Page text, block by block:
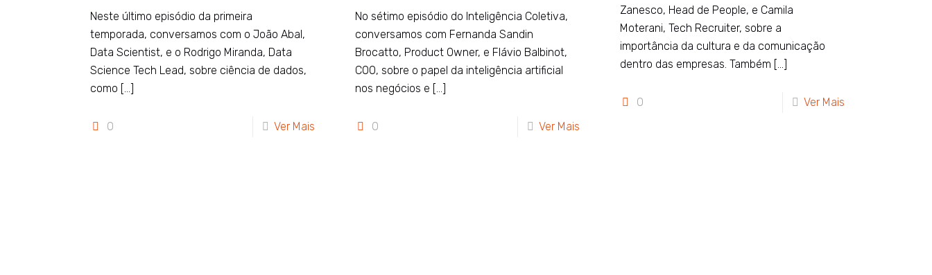
Neste último episódio da primeira
temporada, conversamos com o João Abal,
Data Scientist, e o Rodrigo Miranda, Data
Science Tech Lead, sobre ciência de dados,
como […]
0 Ver Mais
No sétimo episódio do Inteligência Coletiva,
conversamos com Fernanda Sandin
Brocatto, Product Owner, e Flávio Balbinot,
COO, sobre o papel da inteligência artificial
nos negócios e […]
0 Ver Mais
Zanesco, Head de People, e Camila
Moterani, Tech Recruiter, sobre a
importância da cultura e da comunicação
dentro das empresas. Também […]
0 Ver Mais